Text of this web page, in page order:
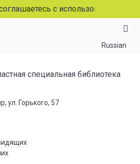
с использованием файлов
Russian
специальная библиотека
ул. Горького, 57